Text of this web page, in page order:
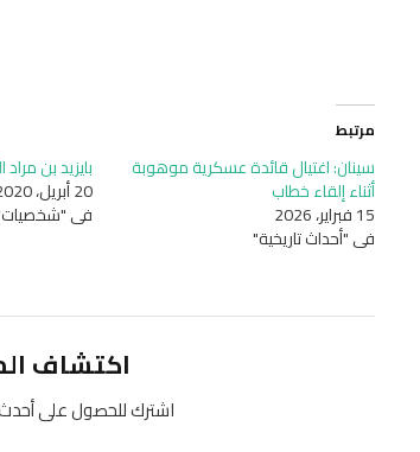
مرتبط
سينان: اغتيال قائدة عسكرية موهوبة
أثناء إلقاء خطاب
15 فبراير، 2026
في "أحداث تاريخية"
بايزيد بن
20 أبريل، 2020
في
اكتشاف
اشترك للحصول على أحدث